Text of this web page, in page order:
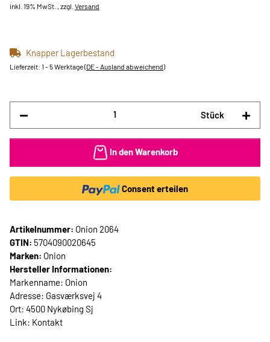
inkl. 19% MwSt. , zzgl. Versand
Knapper Lagerbestand
Lieferzeit: 1 - 5 Werktage(DE - Ausland abweichend)
Stück
In den Warenkorb
Consent erteilen
Artikelnummer: Onion 2064
GTIN: 5704090020645
Marken: Onion
Hersteller Informationen:
Markenname: Onion
Adresse: Gasværksvej 4
Ort: 4500 Nykøbing Sj
Link: Kontakt